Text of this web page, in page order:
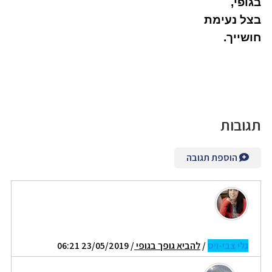
בצל נעימת
חושייך.
תגובות
הוספת תגובה
גלי צבי-ויס/להביא גופך בגופי/ 23/05/2019 06:21